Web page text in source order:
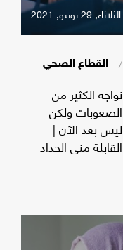
الثلاثاء, 29 يونيو, 2021
/ القطاع الصحي
نواجه الكثير من
الصعوبات ولكن
ليس بعد الآن |
القابلة منى الحداد